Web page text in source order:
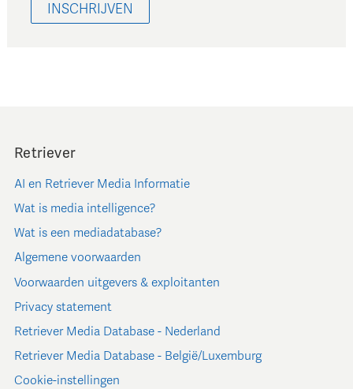
INSCHRIJVEN
Retriever
AI en Retriever Media Informatie
Wat is media intelligence?
Wat is een mediadatabase?
Algemene voorwaarden
Voorwaarden uitgevers & exploitanten
Privacy statement
Retriever Media Database - Nederland
Retriever Media Database - België/Luxemburg
Cookie-instellingen